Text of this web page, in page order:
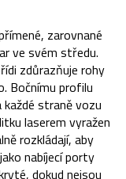
zarovnané
ve svém středu.
zdůrazňuje rohy
Bočnímu profilu
každé straně vozu
laserem vyražen
rozkládají, aby
nabíjecí porty
dokud nejsou